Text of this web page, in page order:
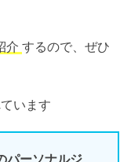
介 するので、ぜひ
います
パーソナルジ